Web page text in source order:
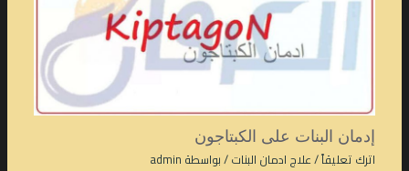
إدمان البنات على الكبتاجون
اترك تعليقاً/علاج ادمان البنات/ بواسطة admin